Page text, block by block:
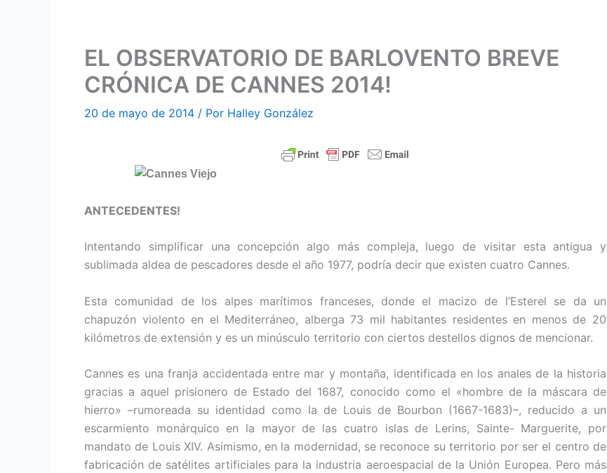
EL OBSERVATORIO DE BARLOVENTO BREVE
CRÓNICA DE CANNES 2014!
20 de mayo de 2014 / Por Halley González
ANTECEDENTES!
Intentando simplificar una concepción algo más compleja, luego de visitar esta antigua y
sublimada aldea de pescadores desde el año 1977, podría decir que existen cuatro Cannes.
Esta comunidad de los alpes marítimos franceses, donde el macizo de l’Esterel se da un
chapuzón violento en el Mediterráneo, alberga 73 mil habitantes residentes en menos de 20
kilómetros de extensión y es un minúsculo territorio con ciertos destellos dignos de mencionar.
Cannes es una franja accidentada entre mar y montaña, identificada en los anales de la historia
gracias a aquel prisionero de Estado del 1687, conocido como el «hombre de la máscara de
hierro» –rumoreada su identidad como la de Louis de Bourbon (1667-1683)–, reducido a un
escarmiento monárquico en la mayor de las cuatro islas de Lerins, Sainte- Marguerite, por
mandato de Louis XIV. Asimismo, en la modernidad, se reconoce su territorio por ser el centro de
fabricación de satélites artificiales para la industria aeroespacial de la Unión Europea. Pero más